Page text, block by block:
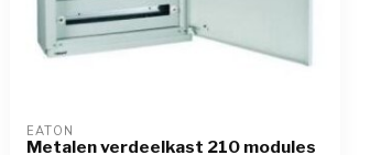
EATON
Metalen verdeelkast 210 modules